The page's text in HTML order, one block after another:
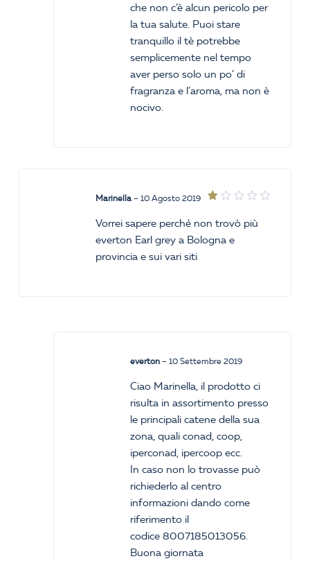
che non c’è alcun pericolo per
la tua salute. Puoi stare
tranquillo il tè potrebbe
semplicemente nel tempo
aver perso solo un po’ di
fragranza e l’aroma, ma non è
nocivo.
1
su
5
Marinella – 10 Agosto 2019
Vorrei sapere perché non trovò più
everton Earl grey a Bologna e
provincia e sui vari siti
everton – 10 Settembre 2019
Ciao Marinella, il prodotto ci
risulta in assortimento presso
le principali catene della sua
zona, quali conad, coop,
iperconad, ipercoop ecc.
In caso non lo trovasse può
richiederlo al centro
informazioni dando come
riferimento il
codice 8007185013056.
Buona giornata